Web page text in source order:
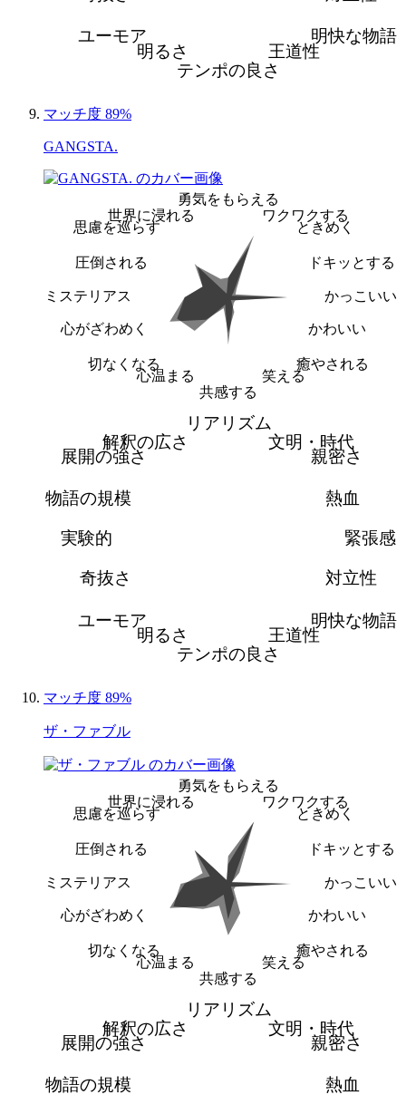
明快な物語
王道性
テンポの良さ
明るさ
ユーモア
マッチ度 89%
GANGSTA.
勇気をもらえる
ワクワクする
ときめく
ドキッとする
かっこいい
かわいい
癒やされる
笑える
共感する
心温まる
切なくなる
心がざわめく
ミステリアス
圧倒される
思慮を巡らす
世界に浸れる
リアリズム
文明・時代
親密さ
熱血
緊張感
対立性
明快な物語
王道性
テンポの良さ
明るさ
ユーモア
奇抜さ
実験的
物語の規模
展開の強さ
解釈の広さ
マッチ度 89%
ザ・ファブル
勇気をもらえる
ワクワクする
ときめく
ドキッとする
かっこいい
かわいい
癒やされる
笑える
共感する
心温まる
切なくなる
心がざわめく
ミステリアス
圧倒される
思慮を巡らす
世界に浸れる
リアリズム
文明・時代
親密さ
熱血
物語の規模
展開の強さ
解釈の広さ